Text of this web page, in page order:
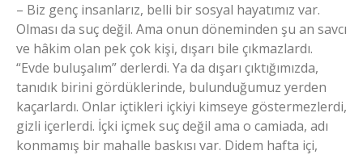
– Biz genç insanlarız, belli bir sosyal hayatımız var.
Olması da suç değil. Ama onun döneminden şu an savcı
ve hâkim olan pek çok kişi, dışarı bile çıkmazlardı.
“Evde buluşalım” derlerdi. Ya da dışarı çıktığımızda,
tanıdık birini gördüklerinde, bulunduğumuz yerden
kaçarlardı. Onlar içtikleri içkiyi kimseye göstermezlerdi,
gizli içerlerdi. İçki içmek suç değil ama o camiada, adı
konmamış bir mahalle baskısı var. Didem hafta içi,